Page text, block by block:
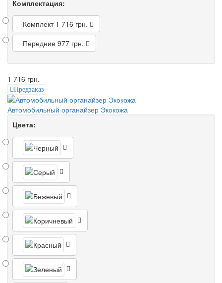
Комплектация:
Комплект 1 716 грн.
Передние 977 грн.
1 716 грн.
Предзаказ
Автомобильный органайзер Экокожа
Цвета: